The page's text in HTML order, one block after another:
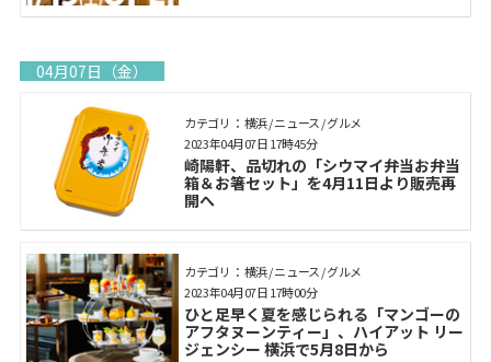
04月07日（金）
カテゴリ： 横浜 / ニュース / グルメ
崎陽軒、品切れの「シウマイ弁当お弁当
箱＆お箸セット」を4月11日より販売再
開へ
2023年04月07日 17時45分
カテゴリ： 横浜 / ニュース / グルメ
ひと足早く夏を感じられる「マンゴーの
アフタヌーンティー」、ハイアット リー
ジェンシー 横浜で5月8日から
2023年04月07日 17時00分